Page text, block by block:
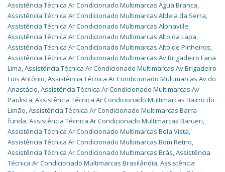
Assistência Técnica Ar Condicionado Multimarcas Água Branca,
Assistência Técnica Ar Condicionado Multimarcas Aldeia da Serra,
Assistência Técnica Ar Condicionado Multimarcas Alphaville,
Assistência Técnica Ar Condicionado Multimarcas Alto da Lapa,
Assistência Técnica Ar Condicionado Multimarcas Alto de Pinheiros,
Assistência Técnica Ar Condicionado Multimarcas Av Brigadeiro Faria
Lima,Assistência Técnica Ar Condicionado Multimarcas Av Brigadeiro
Luis Antônio,Assistência Técnica Ar Condicionado Multimarcas Av do
Anastácio,Assistência Técnica Ar Condicionado Multimarcas Av
Paulista,Assistência Técnica Ar Condicionado Multimarcas Bairro do
Limão,Assistência Técnica Ar Condicionado Multimarcas Barra
funda,Assistência Técnica Ar Condicionado Multimarcas Barueri,
Assistência Técnica Ar Condicionado Multimarcas Bela Vista,
Assistência Técnica Ar Condicionado Multimarcas Bom Retiro,
Assistência Técnica Ar Condicionado Multimarcas Brás,Assistência
Técnica Ar Condicionado Multimarcas Brasilândia,Assistência